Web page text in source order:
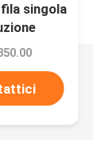
singola